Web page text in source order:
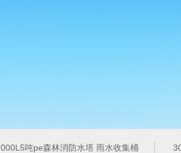
吨pe森林消防水塔 雨水收集桶